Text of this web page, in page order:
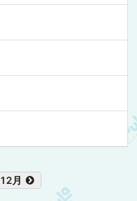
12月